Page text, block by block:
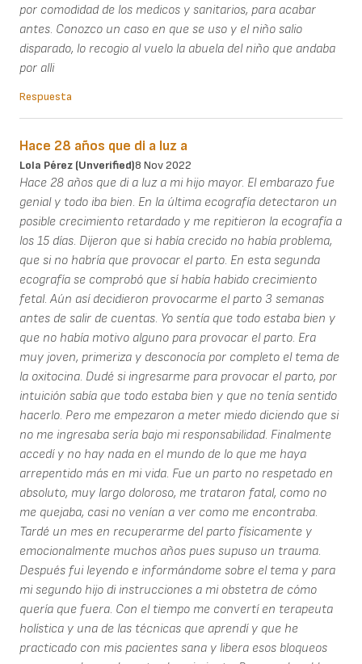
por comodidad de los medicos y sanitarios, para acabar
antes. Conozco un caso en que se uso y el niño salio
disparado, lo recogio al vuelo la abuela del niño que andaba
por alli
Respuesta
Hace 28 años que di a luz a
Lola Pérez (unverified)8 Nov 2022
Hace 28 años que di a luz a mi hijo mayor. El embarazo fue
genial y todo iba bien. En la última ecografía detectaron un
posible crecimiento retardado y me repitieron la ecografía a
los 15 días. Dijeron que si había crecido no había problema,
que si no habría que provocar el parto. En esta segunda
ecografía se comprobó que sí había habido crecimiento
fetal. Aún así decidieron provocarme el parto 3 semanas
antes de salir de cuentas. Yo sentía que todo estaba bien y
que no había motivo alguno para provocar el parto. Era
muy joven, primeriza y desconocía por completo el tema de
la oxitocina. Dudé si ingresarme para provocar el parto, por
intuición sabía que todo estaba bien y que no tenía sentido
hacerlo. Pero me empezaron a meter miedo diciendo que si
no me ingresaba sería bajo mi responsabilidad. Finalmente
accedí y no hay nada en el mundo de lo que me haya
arrepentido más en mi vida. Fue un parto no respetado en
absoluto, muy largo doloroso, me trataron fatal, como no
me quejaba, casi no venían a ver como me encontraba.
Tardé un mes en recuperarme del parto físicamente y
emocionalmente muchos años pues supuso un trauma.
Después fui leyendo e informándome sobre el tema y para
mi segundo hijo di instrucciones a mi obstetra de cómo
quería que fuera. Con el tiempo me convertí en terapeuta
holística y una de las técnicas que aprendí y que he
practicado con mis pacientes sana y libera esos bloqueos